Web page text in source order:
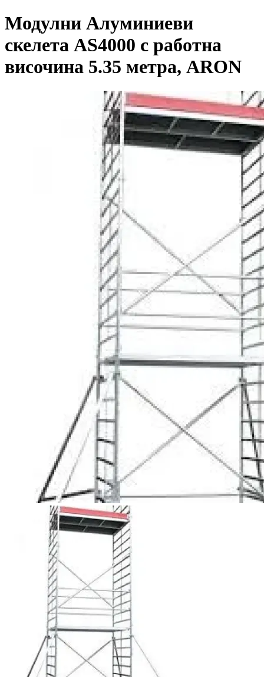
Модулни Алуминиеви
скелета AS4000 с работна
височина 5.35 метра, ARON